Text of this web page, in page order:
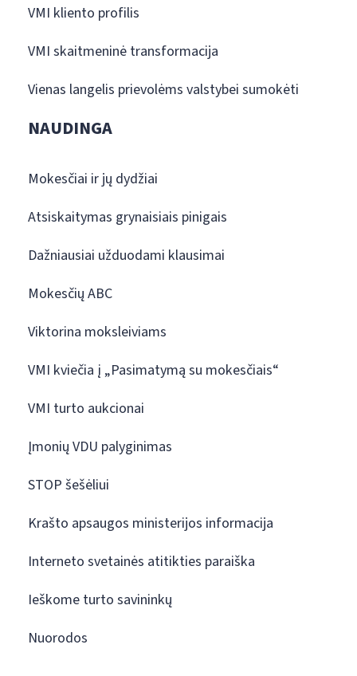
VMI kliento profilis
VMI skaitmeninė transformacija
Vienas langelis prievolėms valstybei sumokėti
NAUDINGA
Mokesčiai ir jų dydžiai
Atsiskaitymas grynaisiais pinigais
Dažniausiai užduodami klausimai
Mokesčių ABC
Viktorina moksleiviams
VMI kviečia į „Pasimatymą su mokesčiais“
VMI turto aukcionai
Įmonių VDU palyginimas
STOP šešėliui
Krašto apsaugos ministerijos informacija
Interneto svetainės atitikties paraiška
Ieškome turto savininkų
Nuorodos